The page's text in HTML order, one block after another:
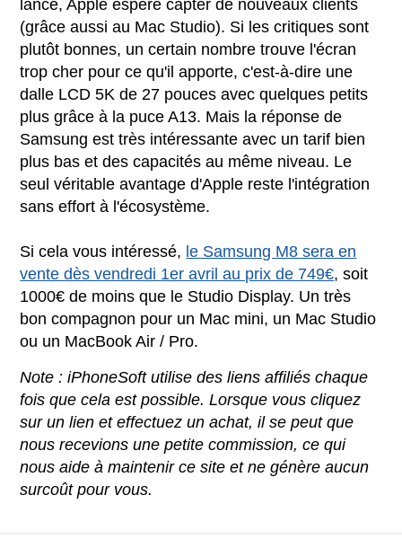
lancé, Apple espère capter de nouveaux clients
(grâce aussi au Mac Studio). Si les critiques sont
plutôt bonnes, un certain nombre trouve l'écran
trop cher pour ce qu'il apporte, c'est-à-dire une
dalle LCD 5K de 27 pouces avec quelques petits
plus grâce à la puce A13. Mais la réponse de
Samsung est très intéressante avec un tarif bien
plus bas et des capacités au même niveau. Le
seul véritable avantage d'Apple reste l'intégration
sans effort à l'écosystème.
Si cela vous intéressé, le Samsung M8 sera en
vente dès vendredi 1er avril au prix de 749€, soit
1000€ de moins que le Studio Display. Un très
bon compagnon pour un Mac mini, un Mac Studio
ou un MacBook Air / Pro.
Note : iPhoneSoft utilise des liens affiliés chaque
fois que cela est possible. Lorsque vous cliquez
sur un lien et effectuez un achat, il se peut que
nous recevions une petite commission, ce qui
nous aide à maintenir ce site et ne génère aucun
surcoût pour vous.